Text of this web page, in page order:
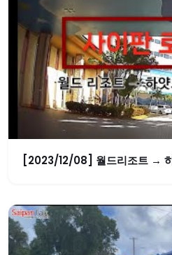
[2023/12/08] 월드리조트 →